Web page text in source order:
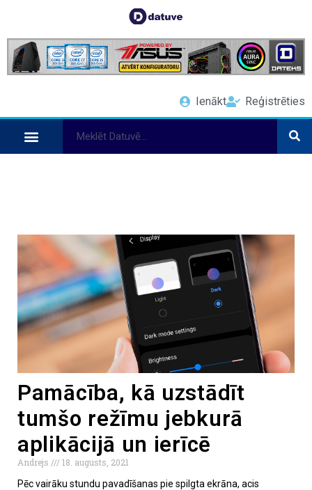
Ienākt Reģistrēties
Pamācība, kā uzstādīt
tumšo režīmu jebkurā
aplikācijā un ierīcē
Andrejs
18. augusts, 2021
Pēc vairāku stundu pavadīšanas pie spilgta ekrāna, acis